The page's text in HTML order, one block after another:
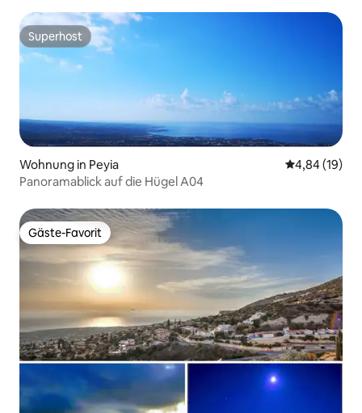
Superhost
Superhost
Wohnung in Peyia
4,84 (19)
Panoramablick auf die Hügel A04
Gäste-Favorit
Gäste-Favorit